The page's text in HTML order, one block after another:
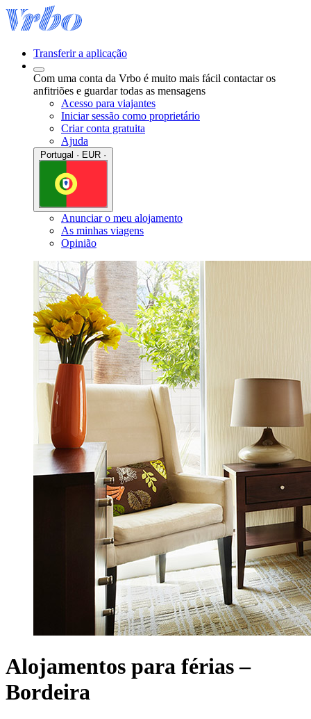
Transferir a aplicação
Com uma conta da Vrbo é muito mais fácil contactar os
anfitriões e guardar todas as mensagens
Acesso para viajantes
Iniciar sessão como proprietário
Criar conta gratuita
Ajuda
Anunciar o meu alojamento
As minhas viagens
Opinião
Alojamentos para férias –
Bordeira